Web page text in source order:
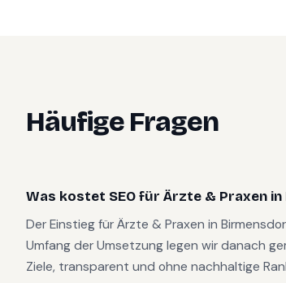
Häufige Fragen
Was kostet SEO für Ärzte & Praxen in
Der Einstieg für Ärzte & Praxen in
Umfang der Umsetzung legen wir danach
Ziele, transparent und ohne nachhaltige